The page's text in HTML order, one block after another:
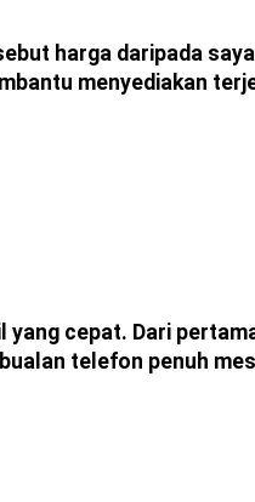
harga daripada
menyediakan
cepat. Dari
telefon penuh